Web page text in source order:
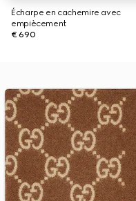
Écharpe en cachemire avec
empiècement
€ 690